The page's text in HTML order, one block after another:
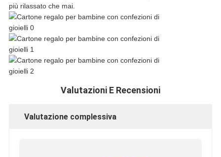
più rilassato che mai.
Valutazioni E Recensioni
Valutazione complessiva